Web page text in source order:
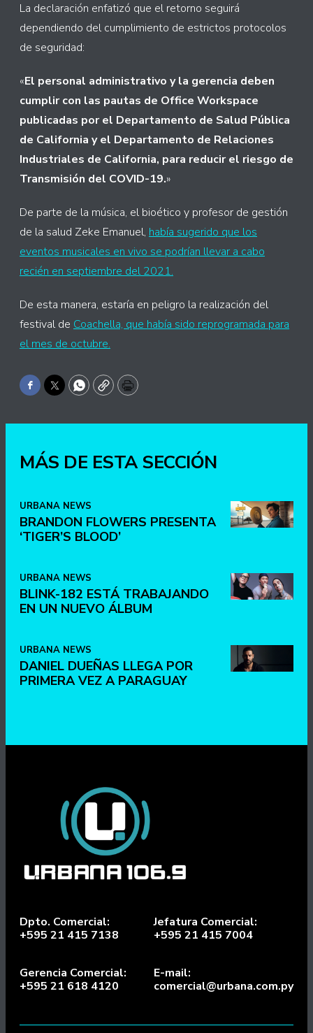
La declaración enfatizó que el retorno seguirá
dependiendo del cumplimiento de estrictos protocolos
de seguridad:
«El personal administrativo y la gerencia deben
cumplir con las pautas de Office Workspace
publicadas por el Departamento de Salud Pública
de California y el Departamento de Relaciones
Industriales de California, para reducir el riesgo de
Transmisión del COVID-19.»
De parte de la música, el bioético y profesor de gestión
de la salud Zeke Emanuel, había sugerido que los
eventos musicales en vivo se podrían llevar a cabo
recién en septiembre del 2021.
De esta manera, estaría en peligro la realización del
festival de Coachella, que había sido reprogramada para
el mes de octubre.
Facebook
TwitterWhatsApp
CopyPrint
MÁS DE ESTA SECCIÓN
URBANA NEWS
BRANDON FLOWERS PRESENTA
‘TIGER’S BLOOD’
URBANA NEWS
BLINK-182 ESTÁ TRABAJANDO
EN UN NUEVO ÁLBUM
URBANA NEWS
DANIEL DUEÑAS LLEGA POR
PRIMERA VEZ A PARAGUAY
Dpto. Comercial:
+595 21 415 7138
Jefatura Comercial:
+595 21 415 7004
Gerencia Comercial:
+595 21 618 4120
E-mail:
comercial@urbana.com.py